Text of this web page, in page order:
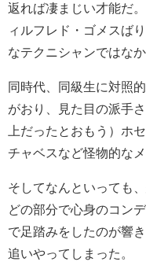
返れば凄まじい才能だ
ィルフレド・ゴメスば
なテクニシャンではなか
同時代、同級生に対照
がおり、見た目の派手
上だったとおもう）ホ
チャベスなど怪物的な
そしてなんといっても
どの部分で心身のコン
で足踏みをしたのが響
追いやってしまった。